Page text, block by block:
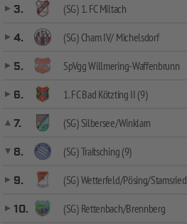
3.
(SG) 1. FC Miltach
4.
(SG) Cham IV/ Michelsdorf
5.
SpVgg Willmering-Waffenbrunn
6.
1. FC Bad Kötzting II (9)
7.
(SG) Silbersee/Winklarn
8.
(SG) Traitsching (9)
9.
(SG) Wetterfeld/Pösing/Stamsried
10.
(SG) Rettenbach/Brennberg